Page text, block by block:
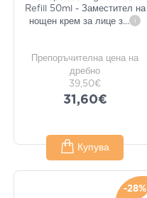
Refill 50ml - Заместител на
нощен крем за лице з... i
Препоръчителна цена на
дребно
39,50€
31,60€
Купува
-28%